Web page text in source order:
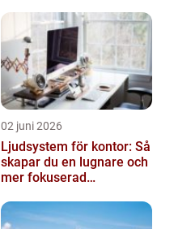
02 juni 2026
Ljudsystem för kontor: Så
skapar du en lugnare och
mer fokuserad